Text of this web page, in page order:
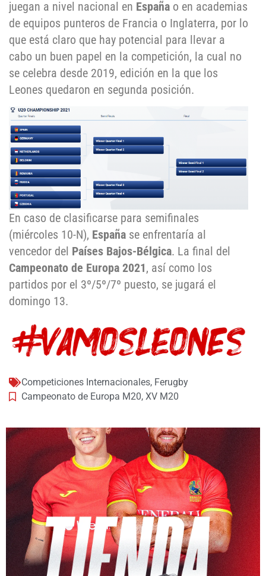
juegan a nivel nacional en España o en academias
de equipos punteros de Francia o Inglaterra, por lo
que está claro que hay potencial para llevar a
cabo un buen papel en la competición, la cual no
se celebra desde 2019, edición en la que los
Leones quedaron en segunda posición.
En caso de clasificarse para semifinales
(miércoles 10-N), España se enfrentaría al
vencedor del Países Bajos-Bélgica. La final del
Campeonato de Europa 2021, así como los
partidos por el 3º/5º/7º puesto, se jugará el
domingo 13.
Competiciones Internacionales, Ferugby
Campeonato de Europa M20, XV M20